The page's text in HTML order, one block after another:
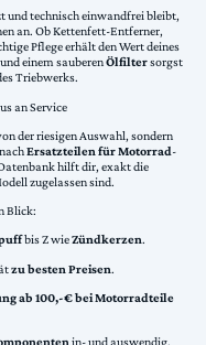
und technisch einwandfrei bleibt,
an. Ob Kettenfett-Entferner,
Pflege erhält den Wert deines
einem sauberenÖlfiltersorgst
Triebwerks.
an Service
der riesigen Auswahl, sondern
Ersatzteilen für Motorrad-
hilft dir, exakt die
zugelassen sind.
Blick:
bis Z wieZündkerzen.
zu besten Preisen.
ab 100,-€ bei Motorradteile
in- und auswendig.